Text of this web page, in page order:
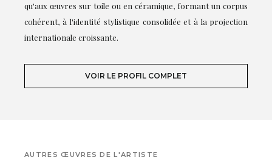
qu'aux œuvres sur toile ou en céramique, formant un corpus
cohérent, à l'identité stylistique consolidée et à la projection
internationale croissante.
VOIR LE PROFIL COMPLET
AUTRES ŒUVRES DE L'ARTISTE